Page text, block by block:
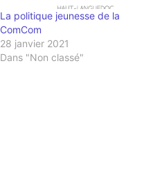
La politique jeunesse de la
ComCom
28 janvier 2021
Dans "Non classé"